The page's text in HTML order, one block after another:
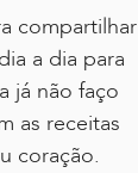
compartilhar
a dia para
já não faço
as receitas
coração.